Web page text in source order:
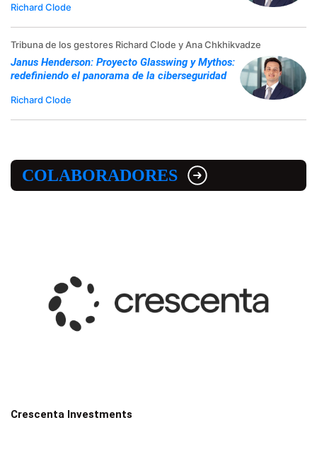
Richard Clode
Tribuna de los gestores Richard Clode y Ana Chkhikvadze
Janus Henderson: Proyecto Glasswing y Mythos:
redefiniendo el panorama de la ciberseguridad
Richard Clode
COLABORADORES
Crescenta Investments